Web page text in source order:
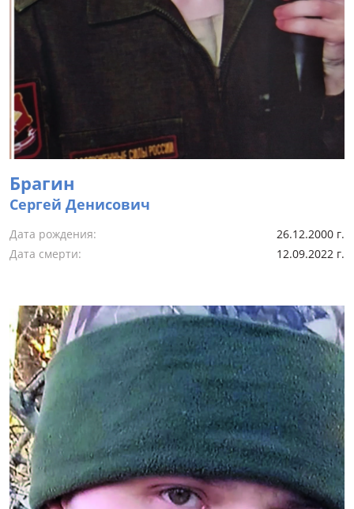
Брагин
Сергей Денисович
Дата рождения:
26.12.2000 г.
Дата смерти:
12.09.2022 г.